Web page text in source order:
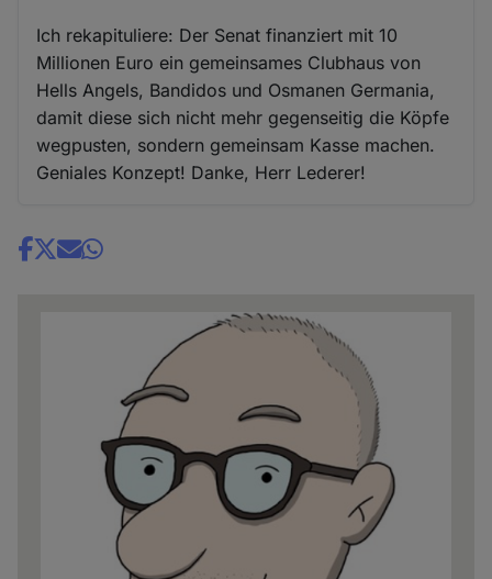
Ich rekapituliere: Der Senat finanziert mit 10
Millionen Euro ein gemeinsames Clubhaus von
Hells Angels, Bandidos und Osmanen Germania,
damit diese sich nicht mehr gegenseitig die Köpfe
wegpusten, sondern gemeinsam Kasse machen.
Geniales Konzept! Danke, Herr Lederer!
Share